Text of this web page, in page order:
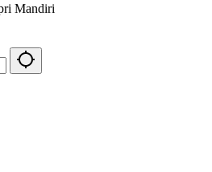
Mandiri